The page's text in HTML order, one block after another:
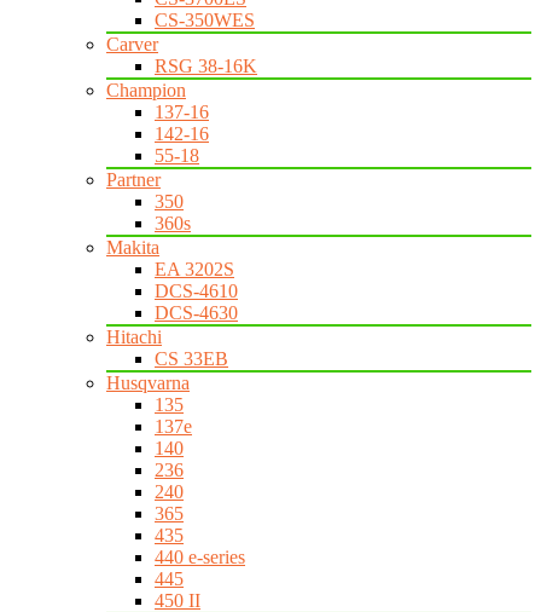
CS-350WES
Carver
RSG 38-16K
Champion
137-16
142-16
55-18
Partner
350
360s
Makita
EA 3202S
DCS-4610
DCS-4630
Hitachi
CS 33EB
Husqvarna
135
137e
140
236
240
365
435
440 e-series
445
450 II